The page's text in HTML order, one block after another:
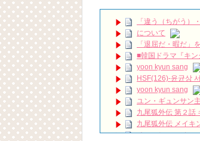
私のIDはカンナム
#韓国ドラマost #shorts #
【パク・ソジュン
放送開始「死んで
私は整形美人日韓
ハン・ヘジン 한혜
요? 밥블레스유 2
ソン・ヘギョ – ソ
ハン・ヘジン 한혜
한가인 –
「ライフ・ オン・
「違う（ちがう）
について
「退屈だ・暇だ」
■韓国ドラマ『キ
yoon kyun sang
HSF(126)-윤균상
yoon kyun sang
ユン・ギュンサン
九尾狐外伝 第２話
九尾狐外伝 メイキ
チョ・ヒョンジ